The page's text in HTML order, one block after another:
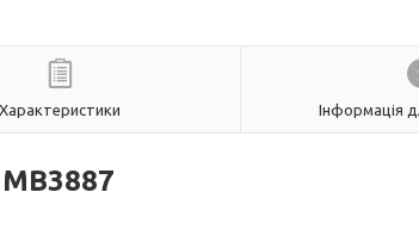
Характеристики Інформація
MB3887